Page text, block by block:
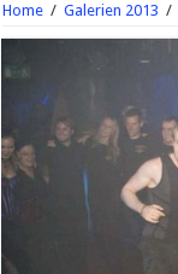
Home / Galerien 2013 /